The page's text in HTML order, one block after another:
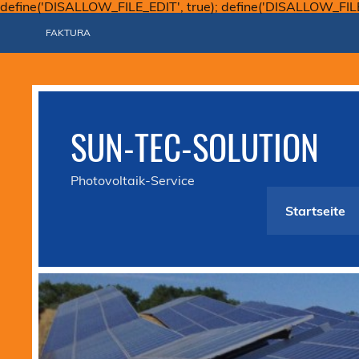
define('DISALLOW_FILE_EDIT', true);
FAKTURA
SUN-TEC-SOLUTION
Photovoltaik-Service
Startseite